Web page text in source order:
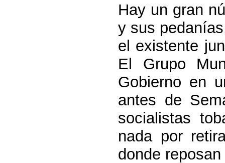
Hay un gran
y sus
el existente
El Grupo
Gobierno en
antes de
socialistas
nada por
donde